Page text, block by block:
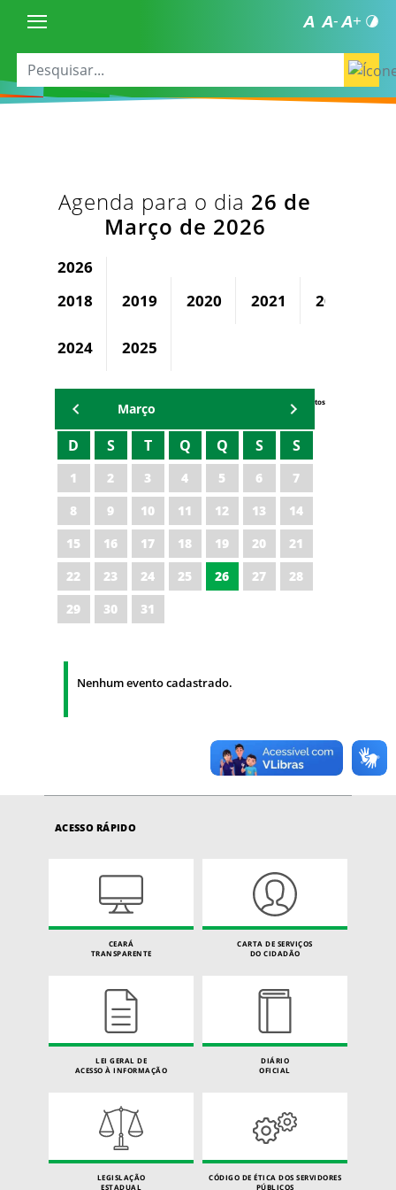
Agenda para o dia 26 de
Março de 2026
2026
2018
2019 2020 2021 2022
2024 2025
Eventos
Março
D S T Q Q S S
1 2 3 4 5 6
7
8
9 10 11 12 13
14
15
16 17 18 19 20
21
22
23 24 25 26 27
28
29
30 31
Nenhum evento cadastrado.
ACESSO RÁPIDO
CEARÁ
TRANSPARENTE
CARTA DE SERVIÇOS
DO CIDADÃO
LEI GERAL DE
ACESSO À INFORMAÇÃO
DIÁRIO
OFICIAL
LEGISLAÇÃO
ESTADUAL
CÓDIGO DE ÉTICA DOS SERVIDORES
PÚBLICOS